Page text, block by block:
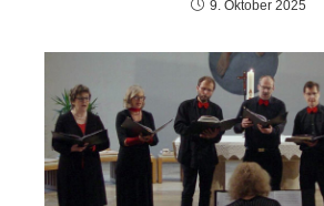
9. Oktober 2025